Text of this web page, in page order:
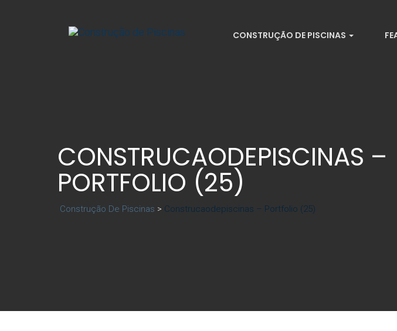
CONSTRUÇÃO DE PISCINAS
CONSTRUCAODEPISCINAS –
PORTFOLIO (25)
Construção De Piscinas > Construcaodepiscinas – Portfolio (25)